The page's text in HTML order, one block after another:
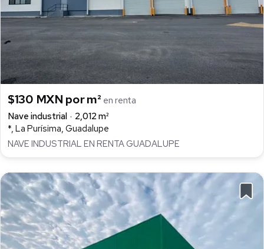
$130 MXN por m² en renta
Nave industrial
2,012 m²
*, La Purísima, Guadalupe
NAVE INDUSTRIAL EN RENTA GUADALUPE